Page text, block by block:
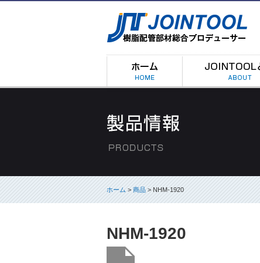
ホーム>商品> NHM-1920
NHM-1920